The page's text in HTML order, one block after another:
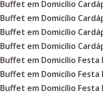
Buffet em Domicílio
Buffet em Domicílio
Buffet em Domicílio
Buffet em Domicílio
Buffet em Domicílio Festa
Buffet em Domicílio Festa
Buffet em Domicílio Festa